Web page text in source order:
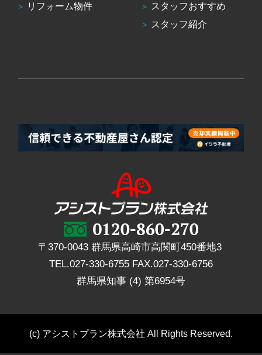
リフォーム物件
スタッフおすすめ
スタッフ紹介
〒370-0043 群馬県高崎市高関町450番地3
TEL.027-330-6755 FAX.027-330-6756
群馬県知事 (4) 第6954号
(c) アシストプラン株式会社 All Rights Reserved.